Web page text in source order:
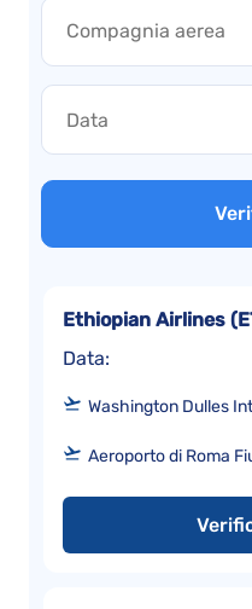
Data:
Ethiopian Airlines (
Washington Dulles
Aeroporto di Roma